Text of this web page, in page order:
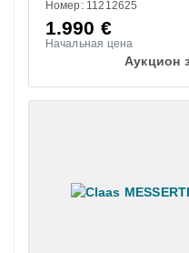
Номер: 11212625
1.990 €
Начальная цена
Аукцион